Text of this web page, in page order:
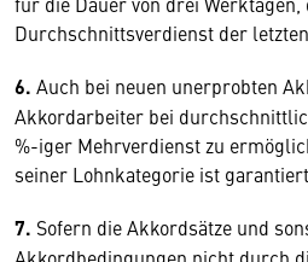
Durchschnittsverdienst der
6. Auch bei neuen unerprobten
Akkordarbeiter bei
%-iger Mehrverdienst zu
seiner Lohnkategorie ist
7. Sofern die Akkordsätze und